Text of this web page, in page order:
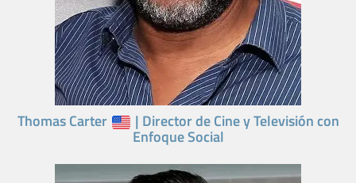
Thomas Carter | Director de Cine y Televisión con
Enfoque Social